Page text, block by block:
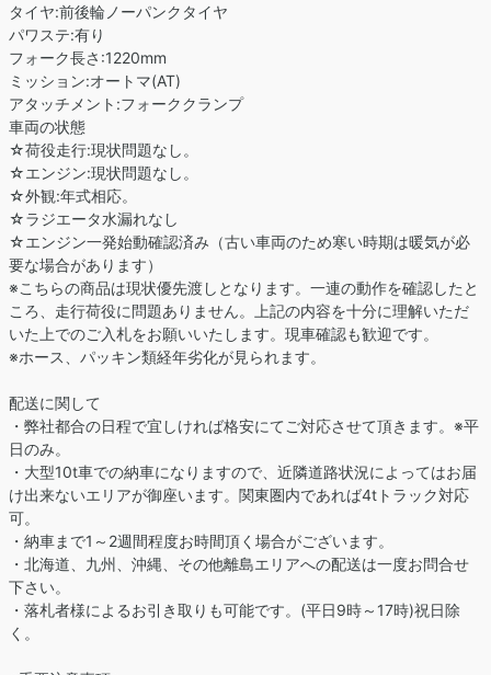
タイヤ:前後輪ノーパンクタイヤ
パワステ:有り
フォーク長さ:1220mm
ミッション:オートマ(AT)
アタッチメント:フォーククランプ
車両の状態
☆荷役走行:現状問題なし。
☆エンジン:現状問題なし。
☆外観:年式相応。
☆ラジエータ水漏れなし
☆エンジン一発始動確認済み（古い車両のため寒い時期は暖気が必
要な場合があります）
※こちらの商品は現状優先渡しとなります。一連の動作を確認したと
ころ、走行荷役に問題ありません。上記の内容を十分に理解いただ
いた上でのご入札をお願いいたします。現車確認も歓迎です。
※ホース、パッキン類経年劣化が見られます。
配送に関して
・弊社都合の日程で宜しければ格安にてご対応させて頂きます。※平
日のみ。
・大型10t車での納車になりますので、近隣道路状況によってはお届
け出来ないエリアが御座います。関東圏内であれば4tトラック対応
可。
・納車まで1～2週間程度お時間頂く場合がございます。
・北海道、九州、沖縄、その他離島エリアへの配送は一度お問合せ
下さい。
・落札者様によるお引き取りも可能です。(平日9時～17時)祝日除
く。